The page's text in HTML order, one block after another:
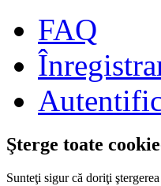
FAQ
Şterge toate
Sunteţi sigur că doriţi